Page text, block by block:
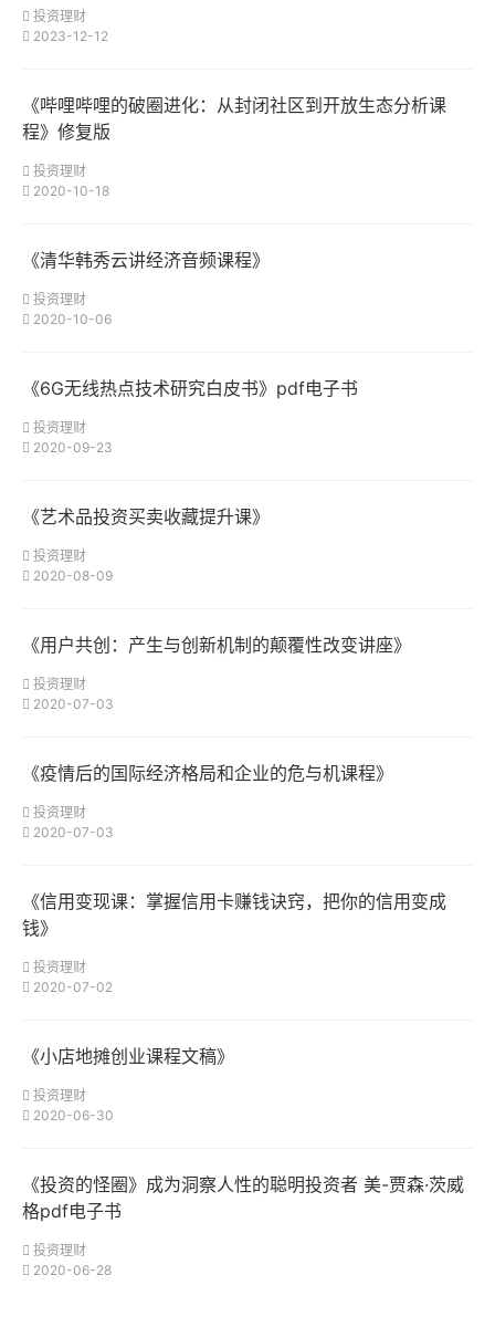
投资理财
2023-12-12
《哔哩哔哩的破圈进化：从封闭社区到开放生态分析课
程》修复版
投资理财
2020-10-18
《清华韩秀云讲经济音频课程》
投资理财
2020-10-06
《6G无线热点技术研究白皮书》pdf电子书
投资理财
2020-09-23
《艺术品投资买卖收藏提升课》
投资理财
2020-08-09
《用户共创：产生与创新机制的颠覆性改变讲座》
投资理财
2020-07-03
《疫情后的国际经济格局和企业的危与机课程》
投资理财
2020-07-03
《信用变现课：掌握信用卡赚钱诀窍，把你的信用变成
钱》
投资理财
2020-07-02
《小店地摊创业课程文稿》
投资理财
2020-06-30
《投资的怪圈》成为洞察人性的聪明投资者 美-贾森·茨威
格pdf电子书
投资理财
2020-06-28